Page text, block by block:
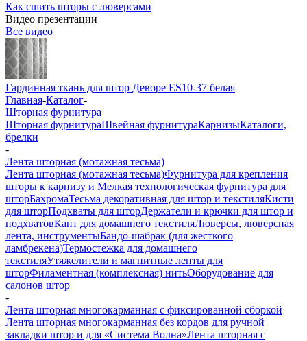
Как сшить шторы с люверсами
Видео презентации
Все видео
Гардинная ткань для штор Деворе ES10-37 белая
Главная-Каталог-
Шторная фурнитура
Шторная фурнитураШвейная фурнитураКарнизыКаталоги,
брелки
-
Лента шторная (мотажная тесьма)
Лента шторная (мотажная тесьма)Фурнитура для крепления
шторы к карнизу и Мелкая технологическая фурнитура для
шторБахромаТесьма декоративная для штор и текстиляКисти
для шторПодхваты для шторДержатели и крючки для штор и
подхватовКант для домашнего текстиляЛюверсы, люверсная
лента, инструментыБандо-шабрак (для жесткого
ламбрекена)Термостежка для домашнего
текстиляУтяжелители и магнитные ленты для
шторФиламентная (комплексная) нитьОборудование для
салонов штор
-
Лента шторная многокарманная с фиксированной сборкой
Лента шторная многокарманная без кордов для ручной
закладки штор и для «Система Волна»Лента шторная с